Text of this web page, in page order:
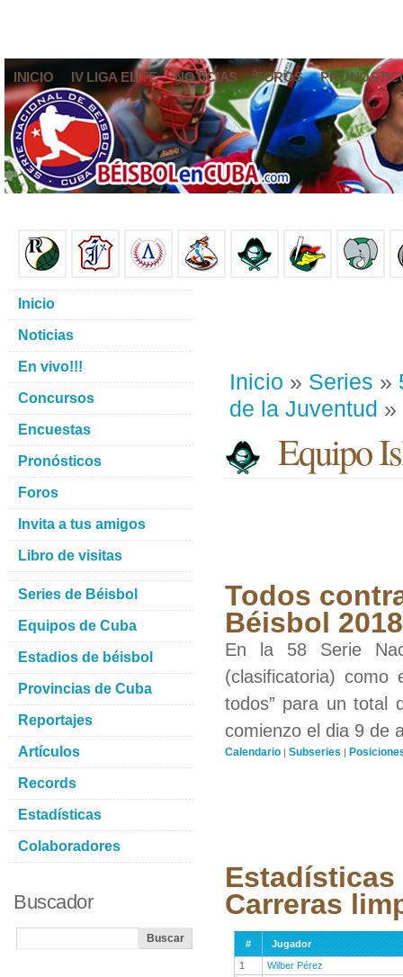
INICIO IV LIGA ELITE NOTICIAS FOROS
Inicio » Series »
de la Juventud »
Equipo
Todos
Béisbol
En la 58 Serie
(clasificatoria) como
todos” para un total
comienzo el dia 9 de
Calendario | Subseries |
Carreras
#
Jugador
1
Wilber Pérez
Inicio
Noticias
En vivo!!!
Concursos
Encuestas
Pronósticos
Foros
Invita a tus amigos
Libro de visitas
Series de Béisbol
Equipos de Cuba
Estadios de béisbol
Provincias de Cuba
Reportajes
Artículos
Records
Estadísticas
Colaboradores
Buscador